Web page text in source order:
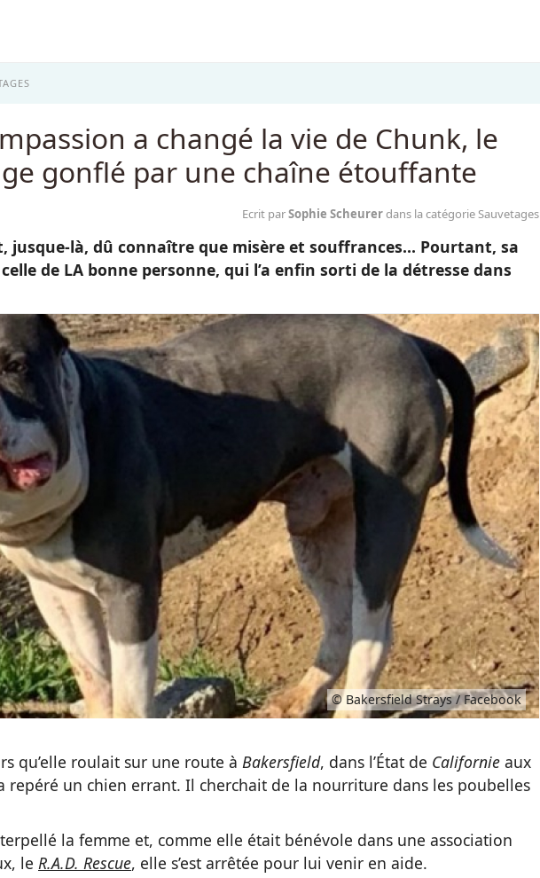
a changé la vie de Chunk, le
gonflé par une chaîne étouffante
Ecrit parSophie Scheurerdans la catégorie Sauvetages
jusque-là, dû connaître que misère et souffrances... Pourtant, sa
de LA bonne personne, qui l’a enfin sorti de la détresse dans
© Bakersfield Strays / Facebook
qu’elle roulait sur une route à Bakersfield, dans l’État de Californie aux
repéré un chien errant. Il cherchait de la nourriture dans les poubelles
la femme et, comme elle était bénévole dans une association
le R.A.D. Rescue, elle s’est arrêtée pour lui venir en aide.